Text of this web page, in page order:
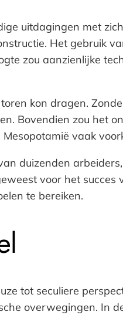
uitdagingen met
Het gebruik
zou aanzienlijke
kon dragen.
Bovendien zou het
vaak
duizenden
voor het succes
te bereiken.
tot seculiere
overwegingen. In